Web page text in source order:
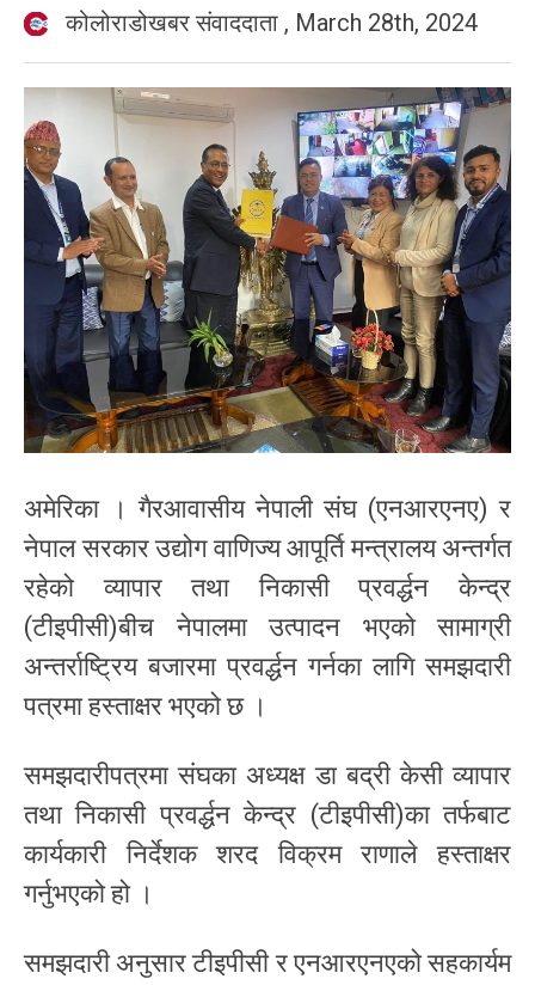
कोलोराडोखबर संवाददाता , March 28th, 2024
अमेरिका । गैरआवासीय नेपाली संघ (एनआरएनए) र
नेपाल सरकार उद्योग वाणिज्य आपूर्ति मन्त्रालय अन्तर्गत
रहेको व्यापार तथा निकासी प्रवर्द्धन केन्द्र
(टीइपीसी)बीच नेपालमा उत्पादन भएको सामाग्री
अन्तर्राष्ट्रिय बजारमा प्रवर्द्धन गर्नका लागि समझदारी
पत्रमा हस्ताक्षर भएको छ ।
समझदारीपत्रमा संघका अध्यक्ष डा बद्री केसी व्यापार
तथा निकासी प्रवर्द्धन केन्द्र (टीइपीसी)का तर्फबाट
कार्यकारी निर्देशक शरद विक्रम राणाले हस्ताक्षर
गर्नुभएको हो ।
समझदारी अनुसार टीइपीसी र एनआरएनएको सहकार्यम